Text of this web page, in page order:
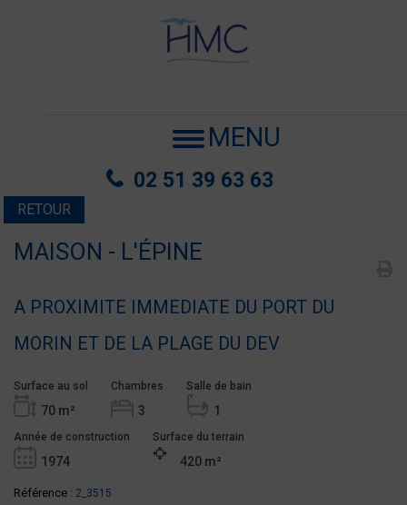
MENU
02 51 39 63 63
RETOUR
MAISON - L'ÉPINE
A PROXIMITE IMMEDIATE DU PORT DU
MORIN ET DE LA PLAGE DU DEV
Surface au sol
70 m²
Chambres
3
Salle de bain
1
Année de construction
1974
Surface du terrain
420 m²
Référence : 2_3515